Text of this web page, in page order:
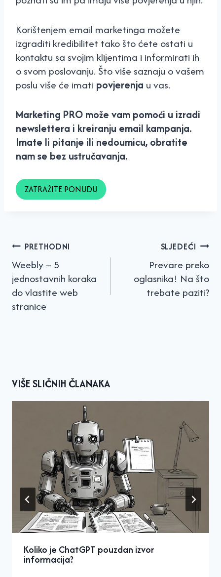
Korištenjem email marketinga možete
izgraditi kredibilitet tako što ćete ostati u
kontaktu sa svojim klijentima i informirati ih
o svom poslovanju. Što više saznaju o vašem
poslu više će imati povjerenja u vas.
Marketing PRO može vam pomoći u izradi
newslettera i kreiranju email kampanja.
Imate li pitanje ili nedoumicu, obratite
nam se bez ustručavanja.
ZATRAŽITE PONUDU
Navigacija
objava
PRETHODNI
Weebly – 5
jednostavnih koraka
do vlastite web
stranice
SLJEDEĆI
Prevare preko
oglasnika! Na što
trebate paziti?
VIŠE SLIČNIH ČLANAKA
Koliko je ChatGPT pouzdan izvor
informacija?